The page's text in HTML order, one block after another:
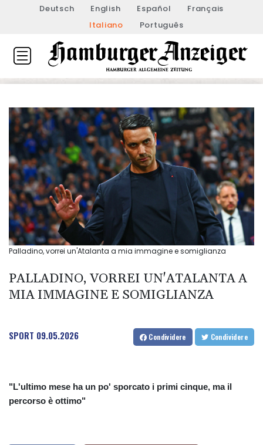
Deutsch English Español
Français
Italiano
Português
Palladino, vorrei un'Atalanta a mia immagine e somiglianza
PALLADINO, VORREI UN'ATALANTA A
MIA IMMAGINE E SOMIGLIANZA
SPORT 09.05.2026 Condividere Condividere
"L'ultimo mese ha un po' sporcato i primi cinque, ma il
percorso è ottimo"